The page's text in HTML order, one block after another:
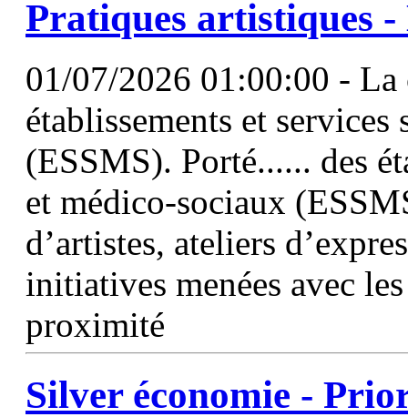
Pratiques artistiques
01/07/2026 01:00:00 - La
établissements et
(ESSMS). Porté...... des
et médico-sociaux
d’artistes, ateliers
initiatives menées avec
proximité
Silver économie -